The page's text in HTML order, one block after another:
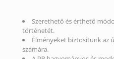
Szerethető és érthető
történetét.
Élményeket biztosítunk az
számára.